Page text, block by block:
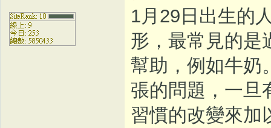
1月29日出生的
形，最常見的是
幫助，例如牛奶
張的問題，一旦
習慣的改變來加